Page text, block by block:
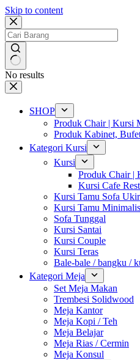
Skip to content
No results
SHOP
Produk Chair | Kursi
Produk Kabinet,
Kategori Kursi
Kursi
Produk Chair |
Kursi Cafe
Kursi Tamu Sofa Ukir
Kursi Tamu Minimalis
Sofa Tunggal
Kursi Santai
Kursi Couple
Kursi Teras
Bale-bale / bangku /
Kategori Meja
Set Meja Makan
Trembesi Solidwood
Meja Kantor
Meja Kopi / Teh
Meja Belajar
Meja Rias / Cermin
Meja Konsul